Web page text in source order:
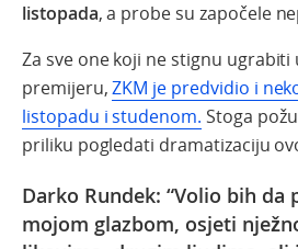
listopada, a probe su započele
Za sve one koji ne stignu ugrabiti
premijeru,ZKM je predvidio i
listopadu i studenom. Stoga
priliku pogledati dramatizaciju
Darko Rundek: “Volio bih
mojom glazbom, osjeti